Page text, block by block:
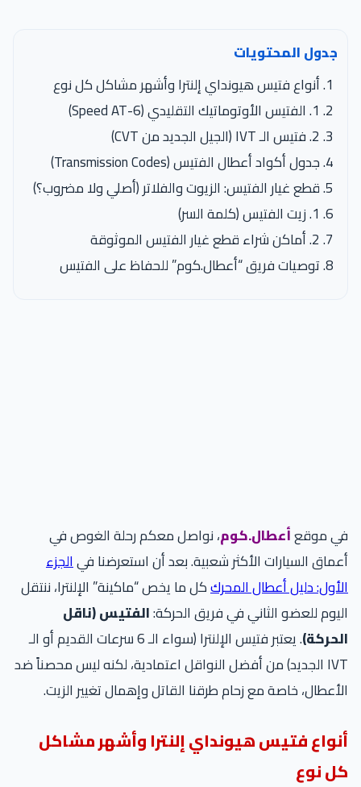
جدول المحتويات
أنواع فتيس هيونداي إلنترا وأشهر مشاكل كل نوع
1. الفتيس الأوتوماتيك التقليدي (6-Speed AT)
2. فتيس الـ IVT (الجيل الجديد من CVT)
جدول أكواد أعطال الفتيس (Transmission Codes)
قطع غيار الفتيس: الزيوت والفلاتر (أصلي ولا مضروب؟)
1. زيت الفتيس (كلمة السر)
2. أماكن شراء قطع غيار الفتيس الموثوقة
توصيات فريق “أعطال.كوم” للحفاظ على الفتيس
في موقعأعطال.كوم، نواصل معكم رحلة الغوص في
أعماق السيارات الأكثر شعبية. بعد أن استعرضنا فيالجزء
الأول: دليل أعطال المحرككل ما يخص “ماكينة” الإلنترا، ننتقل
اليوم للعضو الثاني في فريق الحركة:الفتيس (ناقل
الحركة)
. يعتبر فتيس الإلنترا (سواء الـ 6 سرعات القديم أو الـ
IVT الجديد) من أفضل النواقل اعتمادية، لكنه ليس محصناً ضد
الأعطال، خاصة مع زحام طرقنا القاتل وإهمال تغيير الزيت.
أنواع فتيس هيونداي إلنترا وأشهر مشاكل
كل نوع